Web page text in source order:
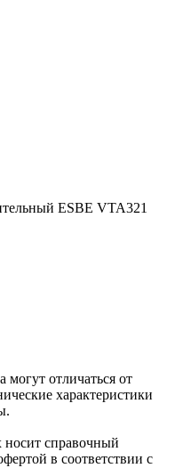
ESBE VTA321
могут отличаться от
характеристики
носит справочный
в соответствии с